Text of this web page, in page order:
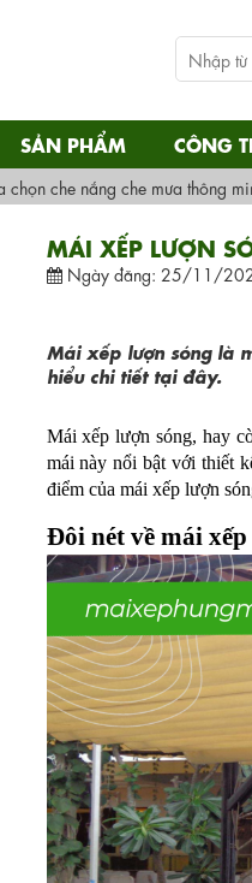
SẢN PHẨM CÔNG
che nắng che mưa thông
MÁI XẾP LƯỢN
Ngày đăng: 25/11/
Mái xếp lượn sóng là
hiểu chi tiết tại đây.
Mái xếp lượn sóng, hay
mái này nổi bật với thiết
điểm của mái xếp lượn
Đôi nét về mái